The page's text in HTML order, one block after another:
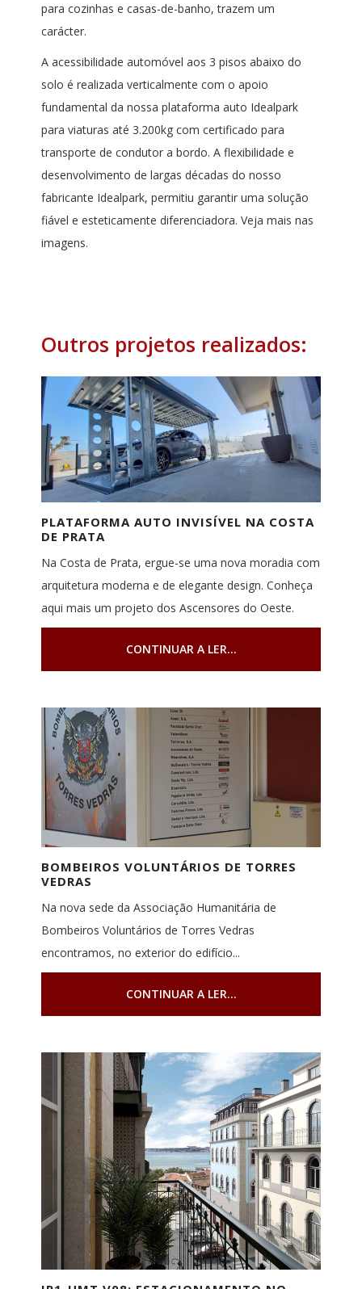
para cozinhas e casas-de-banho, trazem um
carácter.
A acessibilidade automóvel aos 3 pisos abaixo do
solo é realizada verticalmente com o apoio
fundamental da nossa plataforma auto Idealpark
para viaturas até 3.200kg com certificado para
transporte de condutor a bordo. A flexibilidade e
desenvolvimento de largas décadas do nosso
fabricante Idealpark, permitiu garantir uma solução
fiável e esteticamente diferenciadora. Veja mais nas
imagens.
Outros projetos realizados:
PLATAFORMA AUTO INVISÍVEL NA COSTA
DE PRATA
Na Costa de Prata, ergue-se uma nova moradia com
arquitetura moderna e de elegante design. Conheça
aqui mais um projeto dos Ascensores do Oeste.
CONTINUAR A LER...
BOMBEIROS VOLUNTÁRIOS DE TORRES
VEDRAS
Na nova sede da Associação Humanitária de
Bombeiros Voluntários de Torres Vedras
encontramos, no exterior do edifício...
CONTINUAR A LER...